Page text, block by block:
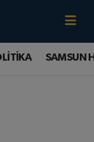
SAMSUN